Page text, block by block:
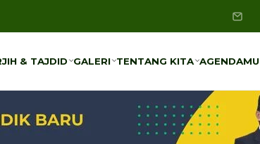
& TAJDID GALERI TENTANG KITA AGENDAMU